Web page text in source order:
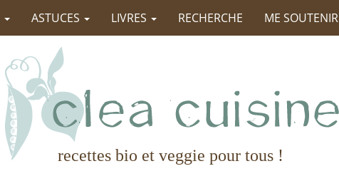
ASTUCES LIVRES RECHERCHE ME SOUTENIR
recettes bio et veggie pour tous !